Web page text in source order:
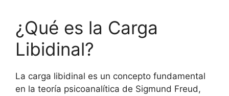
¿Qué es la Carga
Libidinal?
La carga libidinal es un concepto fundamental
en la teoría psicoanalítica de Sigmund Freud,